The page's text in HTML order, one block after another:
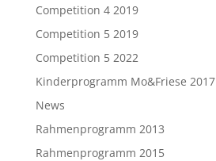
Competition 4 2019
Competition 5 2019
Competition 5 2022
Kinderprogramm Mo&Friese 2017
News
Rahmenprogramm 2013
Rahmenprogramm 2015